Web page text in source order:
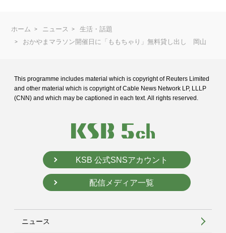
ホーム ニュース
生活・話題
おかやまマラソン開催日に「ももちゃり」無料貸し出し 岡山
This programme includes material which is copyright of Reuters Limited
and other material which is copyright of Cable News Network LP, LLLP
(CNN) and which may be captioned in each text. All rights reserved.
KSB 公式SNSアカウント
配信メディア一覧
ニュース